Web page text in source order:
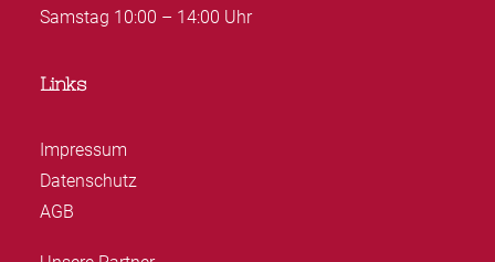
Samstag 10:00 – 14:00 Uhr
Links
Impressum
Datenschutz
AGB